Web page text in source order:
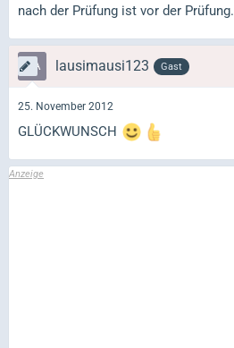
nach der Prüfung ist vor der Prüfung.
lausimausi123 Gast
25. November 2012
GLÜCKWUNSCH